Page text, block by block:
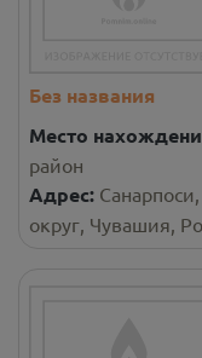
Без названия
Место
район
Адрес:
округ, Чувашия,